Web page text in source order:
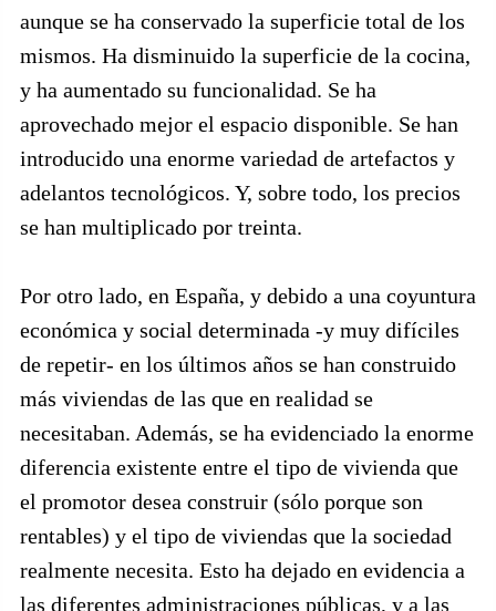
aunque se ha conservado la superficie total de los
mismos. Ha disminuido la superficie de la cocina,
y ha aumentado su funcionalidad. Se ha
aprovechado mejor el espacio disponible. Se han
introducido una enorme variedad de artefactos y
adelantos tecnológicos. Y, sobre todo, los precios
se han multiplicado por treinta.
Por otro lado, en España, y debido a una coyuntura
económica y social determinada -y muy difíciles
de repetir- en los últimos años se han construido
más viviendas de las que en realidad se
necesitaban. Además, se ha evidenciado la enorme
diferencia existente entre el tipo de vivienda que
el promotor desea construir (sólo porque son
rentables) y el tipo de viviendas que la sociedad
realmente necesita. Esto ha dejado en evidencia a
las diferentes administraciones públicas, y a las